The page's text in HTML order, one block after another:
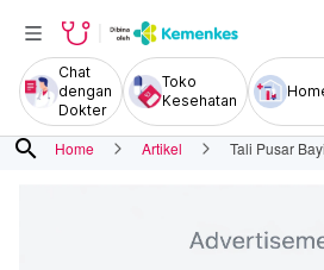
Chat
dengan
Dokter
Toko
Kesehatan
search Home Artikel Tali Pusar